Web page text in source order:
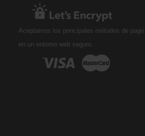
Aceptamos los principales métodos de pago
en un entorno web seguro.